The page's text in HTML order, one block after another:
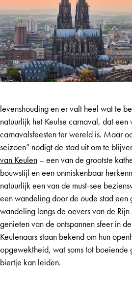
levenshouding en er valt heel wat te
natuurlijk het Keulse carnaval, dat een
carnavalsfeesten ter wereld is. Maar
seizoen” nodigt de stad uit om te
van Keulen – een van de grootste
bouwstijl en een onmiskenbaar
natuurlijk een van de must-see
een wandeling door de oude stad
wandeling langs de oevers van de
genieten van de ontspannen sfeer in
Keulenaars staan bekend om hun
opgewektheid, wat soms tot boeiende
biertje kan leiden.